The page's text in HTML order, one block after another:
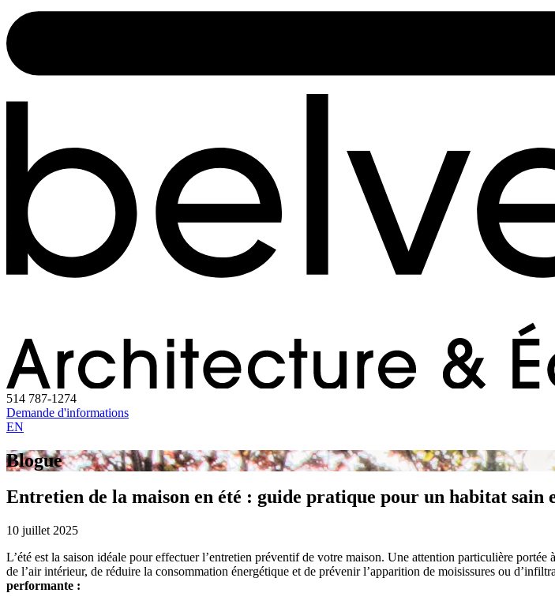
514 787-1274
Demande d'informations
EN
Blogue
Entretien de la maison en été : guide pratique pour un habitat sain
10 juillet 2025
L’été est la saison idéale pour effectuer l’entretien préventif de votre maison. Une attention particulière
de l’air intérieur, de réduire la consommation énergétique et de prévenir l’apparition de moisissures ou
performante :